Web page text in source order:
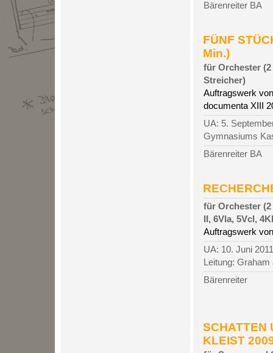
Bärenreiter BA
FÜNF
Min.)
für Orchester (2
Streicher)
Auftragswerk
documenta XIII
UA: 5.
Gymnasiums
Bärenreiter BA
für Orchester (2
II, 6Vla, 5Vcl,
Auftragswerk
UA: 10. Juni
Leitung:
Bärenreiter
SCHATTEN
KLEIST